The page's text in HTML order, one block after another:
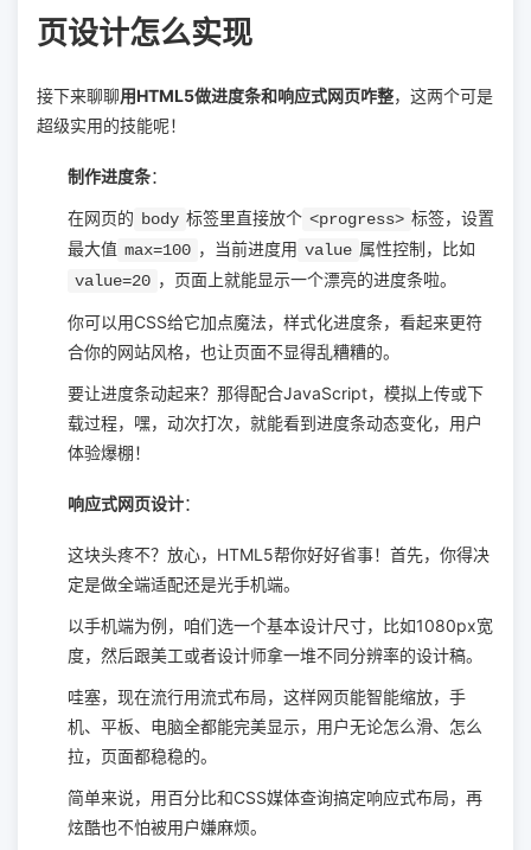
页设计怎么实现
接下来聊聊 用HTML5做进度条和响应式网页咋整，这两个可是
超级实用的技能呢！
制作进度条：
在网页的 body 标签里直接放个 <progress> 标签，设置
最大值 max=100 ，当前进度用 value 属性控制，比如
value=20 ，页面上就能显示一个漂亮的进度条啦。
你可以用CSS给它加点魔法，样式化进度条，看起来更符
合你的网站风格，也让页面不显得乱糟糟的。
要让进度条动起来？那得配合JavaScript，模拟上传或下
载过程，嘿，动次打次，就能看到进度条动态变化，用户
体验爆棚！
响应式网页设计：
这块头疼不？放心，HTML5帮你好好省事！首先，你得决
定是做全端适配还是光手机端。
以手机端为例，咱们选一个基本设计尺寸，比如1080px宽
度，然后跟美工或者设计师拿一堆不同分辨率的设计稿。
哇塞，现在流行用流式布局，这样网页能智能缩放，手
机、平板、电脑全都能完美显示，用户无论怎么滑、怎么
拉，页面都稳稳的。
简单来说，用百分比和CSS媒体查询搞定响应式布局，再
炫酷也不怕被用户嫌麻烦。